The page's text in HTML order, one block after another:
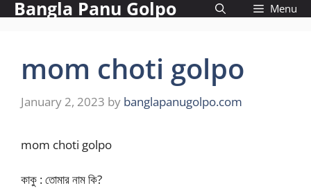
SkipBangla Panu Golpo Menu
mom choti golpo
January 2, 2023 by banglapanugolpo.com
mom choti golpo
কাকু : তোমার নাম কি?